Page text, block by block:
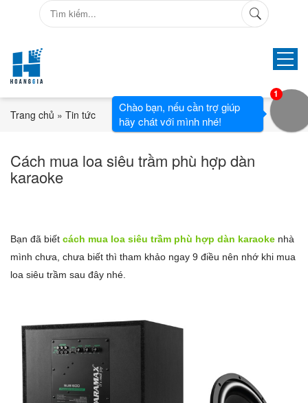
Trang chủ » Tin tức
Cách mua loa siêu trầm phù hợp dàn
karaoke
Bạn đã biết cách mua loa siêu trầm phù hợp dàn karaoke nhà
mình chưa, chưa biết thì tham khảo ngay 9 điều nên nhớ khi mua
loa siêu trầm sau đây nhé.
Chào bạn, nếu cần trợ giúp
hãy chát với mình nhé!
1